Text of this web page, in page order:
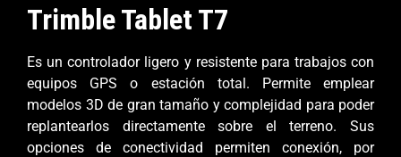
Trimble Tablet T7
Es un controlador ligero y resistente para trabajos con
equipos GPS o estación total. Permite emplear
modelos 3D de gran tamaño y complejidad para poder
replantearlos directamente sobre el terreno. Sus
opciones de conectividad permiten conexión, por